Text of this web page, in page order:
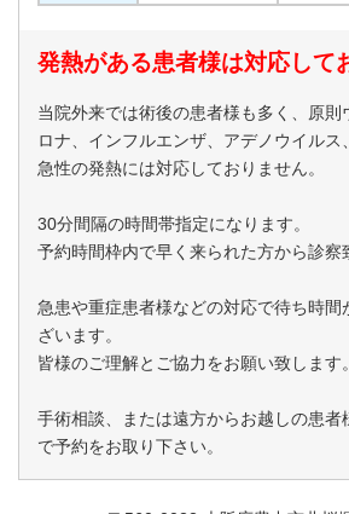
発熱がある患者様は対応して
当院外来では術後の患者様も多く、原則
ロナ、インフルエンザ、アデノウイルス
急性の発熱には対応しておりません。
30分間隔の時間帯指定になります。
予約時間枠内で早く来られた方から診察
急患や重症患者様などの対応で待ち時間
ざいます。
皆様のご理解とご協力をお願い致します。
手術相談、または遠方からお越しの患者
で予約をお取り下さい。